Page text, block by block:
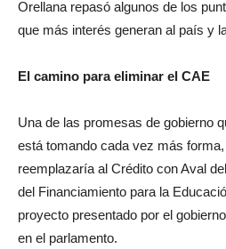
Orellana repasó algunos de los
que más interés generan al país y
El camino para eliminar el CAE
Una de las promesas de gobierno
está tomando cada vez más
reemplazaría al Crédito con Aval
del Financiamiento para la
proyecto presentado por el
en el parlamento.